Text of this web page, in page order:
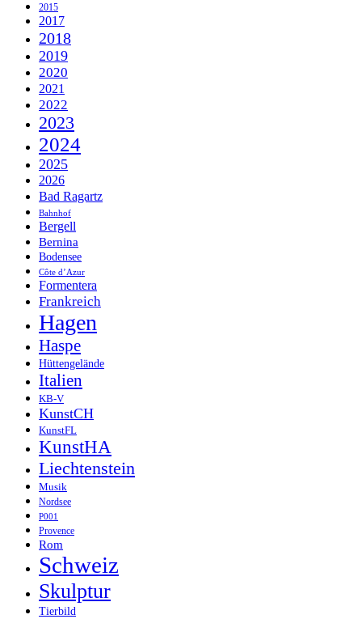
2015
2017
2018
2019
2020
2021
2022
2023
2024
2025
2026
Bad Ragartz
Bahnhof
Bergell
Bernina
Bodensee
Côte d’Azur
Formentera
Frankreich
Hagen
Haspe
Hüttengelände
Italien
KB-V
KunstCH
KunstFL
KunstHA
Liechtenstein
Musik
Nordsee
P001
Provence
Rom
Schweiz
Skulptur
Tierbild